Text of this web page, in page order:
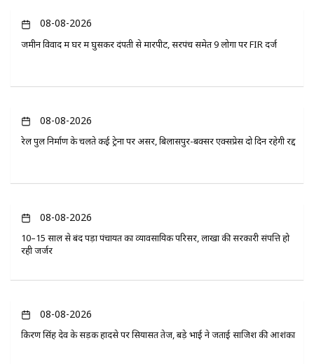
08-08-2026
जमीन विवाद में घर में घुसकर दंपती से मारपीट, सरपंच समेत 9 लोगों पर FIR दर्ज
08-08-2026
रेल पुल निर्माण के चलते कई ट्रेनों पर असर, बिलासपुर-बक्सर एक्सप्रेस दो दिन रहेगी रद्द
08-08-2026
10–15 साल से बंद पड़ा पंचायत का व्यावसायिक परिसर, लाखों की सरकारी संपत्ति हो
रही जर्जर
08-08-2026
किरण सिंह देव के सड़क हादसे पर सियासत तेज, बड़े भाई ने जताई साजिश की आशंका